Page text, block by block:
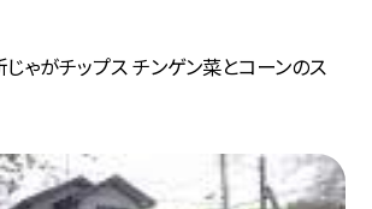
ゃがチップス チンゲン菜とコーンのス